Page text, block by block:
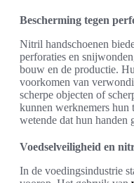
Bescherming tegen
Nitril handschoenen
perforaties en
bouw en de productie.
voorkomen van
scherpe objecten of
kunnen werknemers hun
wetende dat hun handen
Voedselveiligheid en
In de voedingsindustrie